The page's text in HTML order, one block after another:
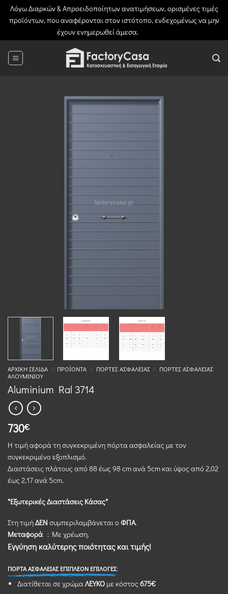
Λόγω Διαρκών & Απροειδοποίητων ανατιμήσεων, ορισμένες τιμές
προϊόντων, που αναφέρονται στον ιστότοπο, ενδεχομένως να μην
έχουν ενημερωθεί άμεσα.
ΑΡΧΙΚΉ ΣΕΛΊΔΑ / ΠΡΟΪΌΝΤΑ / ΠΌΡΤΕΣ ΑΣΦΑΛΕΊΑΣ / ΠΌΡΤΕΣ ΑΣΦΑΛΕΊΑΣ
ΑΛΟΥΜΙΝΊΟΥ
Aluminium Ral 3714
730€
Η τιμή αφορά τη συγκεκριμένη πόρτα ασφαλείας με τον
συγκεκριμένο εξοπλισμό.
Διαστάσεις πλάτoυς από 88 έως 98 cm ανά 5cm και ύψος από 2,02
έως 2,17 ανά 5cm.
*Εξωτερικές Διαστάσεις Κάσας*
Στη τιμήΔΕΝ συμπεριλαμβάνεται οΦΠΑ.
Μεταφορά : Με χρέωση.
Εγγύηση καλύτερης ποιότητας και τιμής!
ΠΟΡΤΑ ΑΣΦΑΛΕΙΑΣ ΕΠΙΠΛΕΟΝ ΕΠΙΛΟΓΕΣ:
Διατίθεται σε χρώμαΛΕΥΚΟμε κόστος 675€